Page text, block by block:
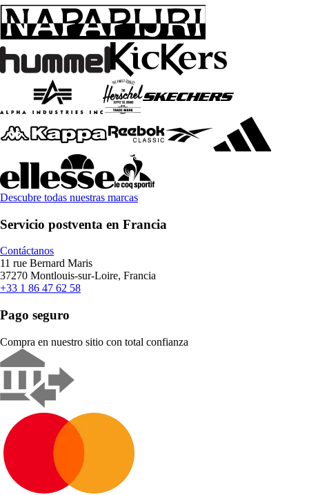
Descubre todas nuestras marcas
Servicio postventa en Francia
Contáctanos
11 rue Bernard Maris
37270 Montlouis-sur-Loire, Francia
+33 1 86 47 62 58
Pago seguro
Compra en nuestro sitio con total confianza